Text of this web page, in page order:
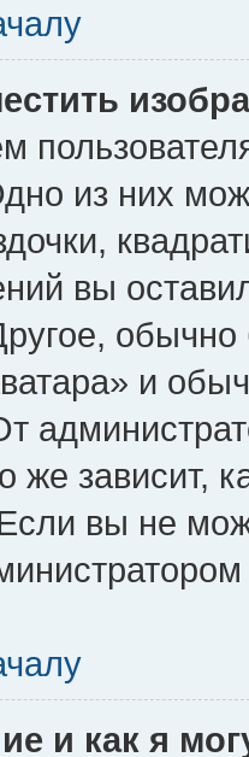
из них
вы
и
же зависит,
вы не
и как я